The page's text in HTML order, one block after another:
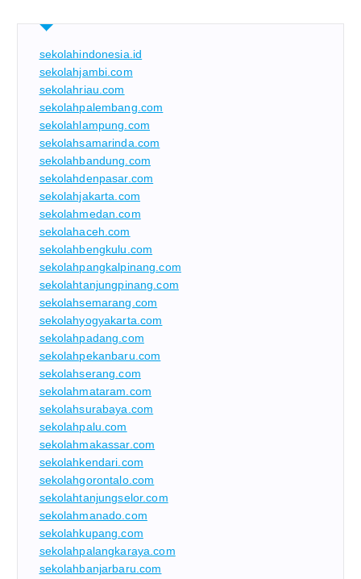
sekolahindonesia.id
sekolahjambi.com
sekolahriau.com
sekolahpalembang.com
sekolahlampung.com
sekolahsamarinda.com
sekolahbandung.com
sekolahdenpasar.com
sekolahjakarta.com
sekolahmedan.com
sekolahaceh.com
sekolahbengkulu.com
sekolahpangkalpinang.com
sekolahtanjungpinang.com
sekolahsemarang.com
sekolahyogyakarta.com
sekolahpadang.com
sekolahpekanbaru.com
sekolahserang.com
sekolahmataram.com
sekolahsurabaya.com
sekolahpalu.com
sekolahmakassar.com
sekolahkendari.com
sekolahgorontalo.com
sekolahtanjungselor.com
sekolahmanado.com
sekolahkupang.com
sekolahpalangkaraya.com
sekolahbanjarbaru.com